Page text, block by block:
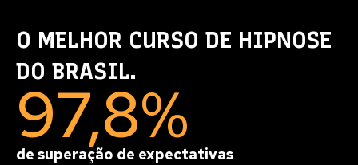
O MELHOR CURSO DE HIPNOSE
DO BRASIL.
97,8%
de superação de expectativas